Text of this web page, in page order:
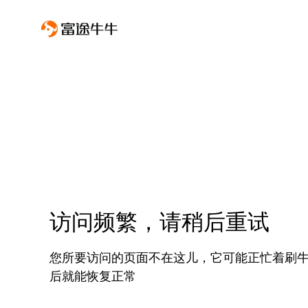
访问频繁，请稍后重试
您所要访问的页面不在这儿，它可能正忙着刷
后就能恢复正常